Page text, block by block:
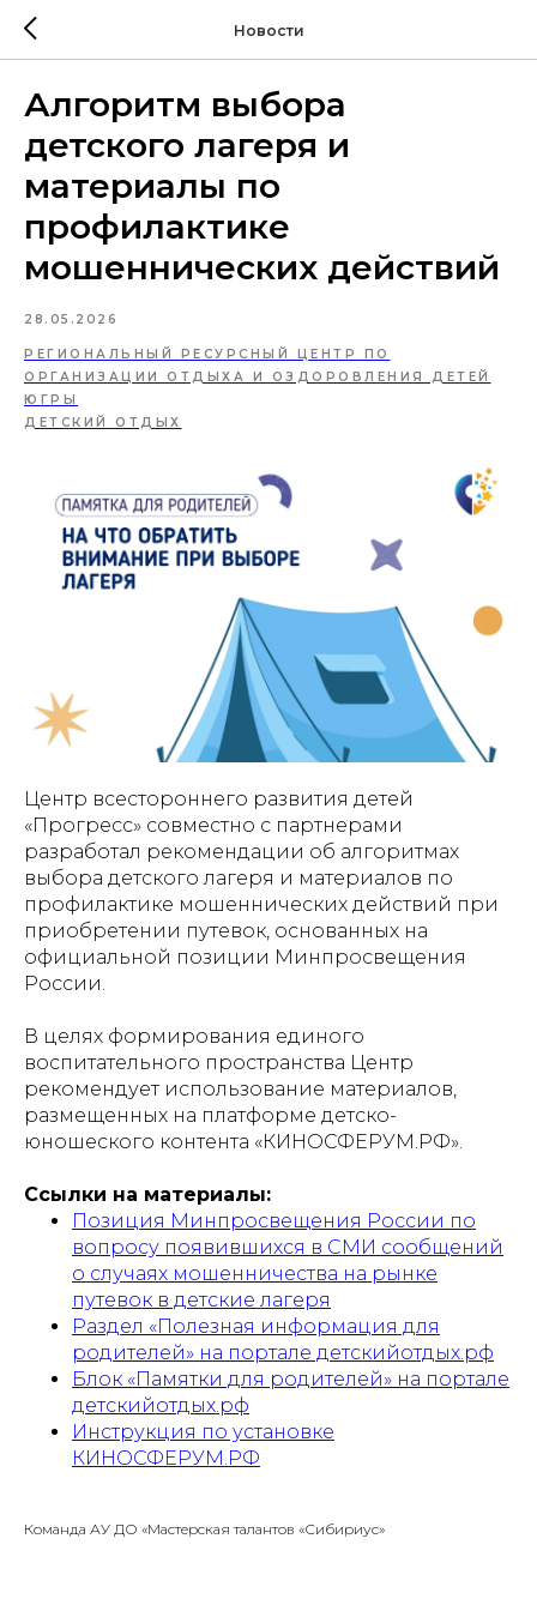
Новости
Алгоритм выбора
детского лагеря и
материалы по
профилактике
мошеннических действий
28.05.2026
РЕГИОНАЛЬНЫЙ РЕСУРСНЫЙ ЦЕНТР ПО
ОРГАНИЗАЦИИ ОТДЫХА И ОЗДОРОВЛЕНИЯ ДЕТЕЙ
ЮГРЫ
ДЕТСКИЙ ОТДЫХ
Центр всестороннего развития детей
«Прогресс» совместно с партнерами
разработал рекомендации об алгоритмах
выбора детского лагеря и материалов по
профилактике мошеннических действий при
приобретении путевок, основанных на
официальной позиции Минпросвещения
России.
В целях формирования единого
воспитательного пространства Центр
рекомендует использование материалов,
размещенных на платформе детско-
юношеского контента «КИНОСФЕРУМ.РФ».
Ссылки на материалы:
Позиция Минпросвещения России по
вопросу появившихся в СМИ сообщений
о случаях мошенничества на рынке
путевок в детские лагеря
Раздел «Полезная информация для
родителей» на портале детскийотдых.рф
Блок «Памятки для родителей» на портале
детскийотдых.рф
Инструкция по установке
КИНОСФЕРУМ.РФ
Команда АУ ДО «Мастерская талантов «Сибириус»